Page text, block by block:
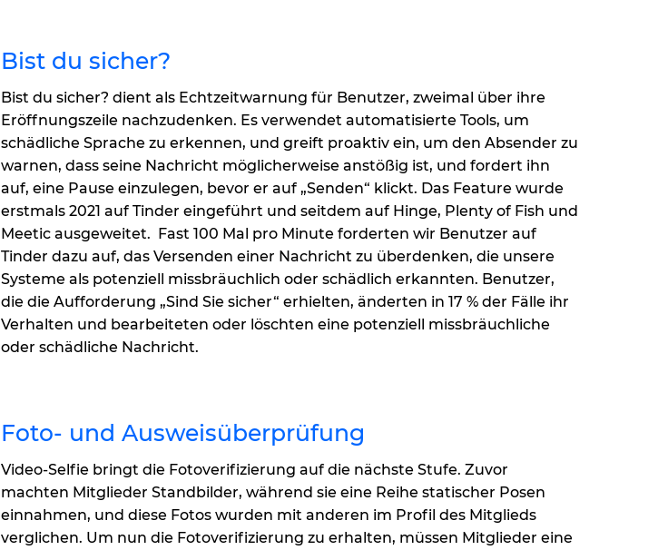
Bist du sicher?
Bist du sicher? dient als Echtzeitwarnung für Benutzer, zweimal über ihre
Eröffnungszeile nachzudenken. Es verwendet automatisierte Tools, um
schädliche Sprache zu erkennen, und greift proaktiv ein, um den Absender zu
warnen, dass seine Nachricht möglicherweise anstößig ist, und fordert ihn
auf, eine Pause einzulegen, bevor er auf „Senden“ klickt. Das Feature wurde
erstmals 2021 auf Tinder eingeführt und seitdem auf Hinge, Plenty of Fish und
Meetic ausgeweitet. Fast 100 Mal pro Minute forderten wir Benutzer auf
Tinder dazu auf, das Versenden einer Nachricht zu überdenken, die unsere
Systeme als potenziell missbräuchlich oder schädlich erkannten. Benutzer,
die die Aufforderung „Sind Sie sicher“ erhielten, änderten in 17 % der Fälle ihr
Verhalten und bearbeiteten oder löschten eine potenziell missbräuchliche
oder schädliche Nachricht.
Foto- und Ausweisüberprüfung
Video-Selfie bringt die Fotoverifizierung auf die nächste Stufe. Zuvor
machten Mitglieder Standbilder, während sie eine Reihe statischer Posen
einnahmen, und diese Fotos wurden mit anderen im Profil des Mitglieds
verglichen. Um nun die Fotoverifizierung zu erhalten, müssen Mitglieder eine